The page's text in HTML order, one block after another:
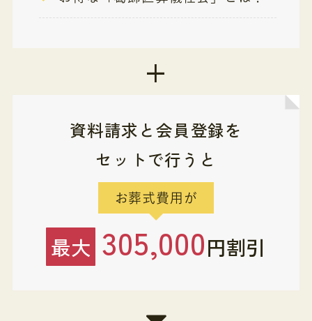
+
資料請求と会員登録を
セットで行うと
お葬式費用が
最大 305,000円割引